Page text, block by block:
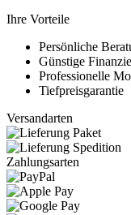
Ihre Vorteile
Persönliche
Günstige
Professionelle
Tiefpreisgarantie
Versandarten
Zahlungsarten